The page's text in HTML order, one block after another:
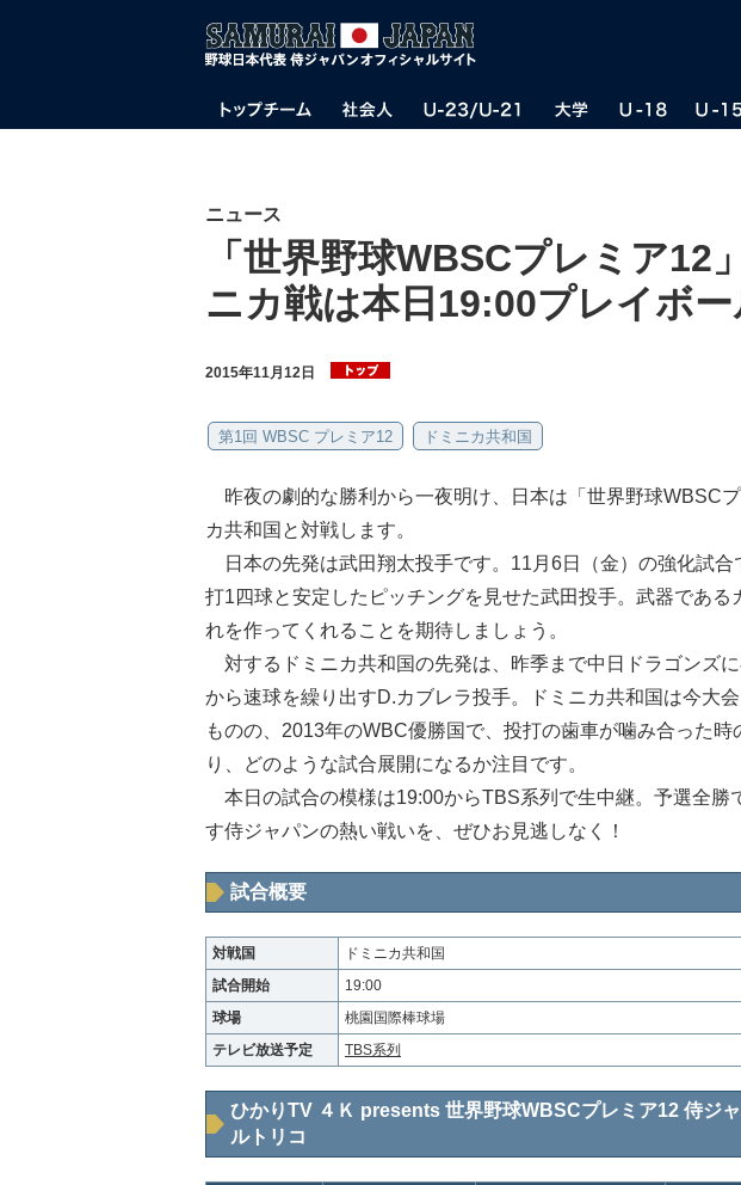
ニュース
「世界野球WBSCプレミア12
ニカ戦は本日19:00プレイボ
2015年11月12日
第1回 WBSC プレミア12 ドミニカ共和国
昨夜の劇的な勝利から一夜明け、日本は「世界野球WBSC
カ共和国と対戦します。
日本の先発は武田翔太投手です。11月6日（金）の強化試合
打1四球と安定したピッチングを見せた武田投手。武器である
れを作ってくれることを期待しましょう。
対するドミニカ共和国の先発は、昨季まで中日ドラゴンズ
から速球を繰り出すD.カブレラ投手。ドミニカ共和国は今大
ものの、2013年のWBC優勝国で、投打の歯車が噛み合った
り、どのような試合展開になるか注目です。
本日の試合の模様は19:00からTBS系列で生中継。予選全勝
す侍ジャパンの熱い戦いを、ぜひお見逃しなく！
試合概要
対戦国
ドミニカ共和国
試合開始
19:00
球場
桃園国際棒球場
テレビ放送予定
TBS系列
ひかりTV ４Ｋ presents 世界野球WBSCプレミア12 侍ジ
ルトリコ